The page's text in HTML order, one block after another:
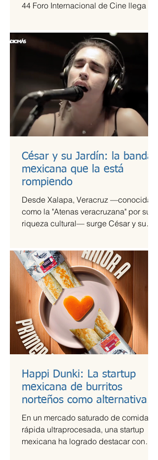
44 Foro Internacional de Cine llega a
de vanguardia.
César y su Jardín: la banda
mexicana que la está
rompiendo
Desde Xalapa, Veracruz —conocida
como la "Atenas veracruzana" por su
riqueza cultural— surge César y su
en la escena de la música de fusión.
Happi Dunki: La startup
mexicana de burritos
norteños como alternativa
nutritiva
En un mercado saturado de comida
rápida ultraprocesada, una startup
mexicana ha logrado destacar con